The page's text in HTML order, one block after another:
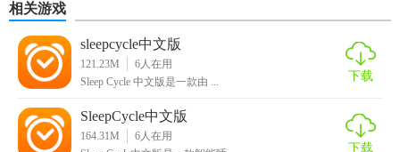
相关游戏
sleepcycle中文版
121.23M 6人在用
Sleep Cycle 中文版是一款由 ...
下载
SleepCycle中文版
164.31M 6人在用
下载